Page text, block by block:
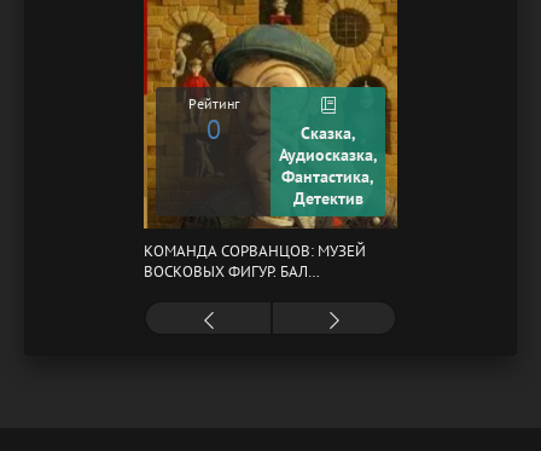
Рейтинг
0
Сказка,
Аудиосказка,
Фантастика,
Детектив
КОМАНДА СОРВАНЦОВ: МУЗЕЙ
ВОСКОВЫХ ФИГУР. БАЛ